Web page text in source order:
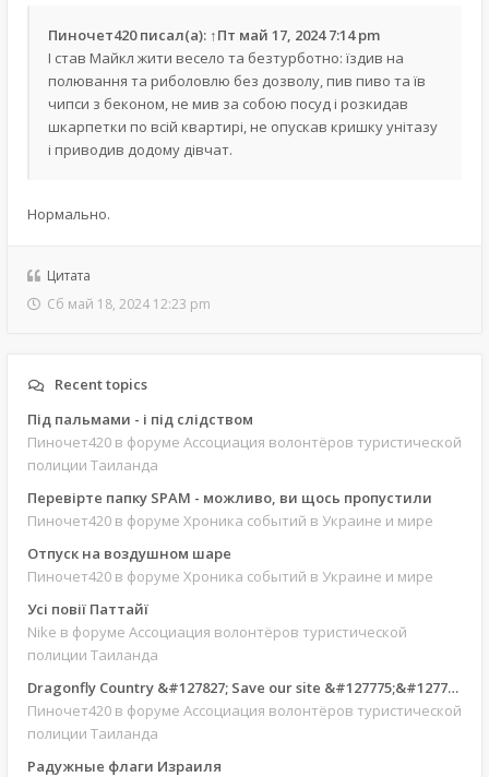
Пиночет420писал(а): ↑Пт май 17, 2024 7:14 pm
І став Майкл жити весело та безтурботно: їздив на
полювання та риболовлю без дозволу, пив пиво та їв
чипси з беконом, не мив за собою посуд і розкидав
шкарпетки по всій квартирі, не опускав кришку унітазу
і приводив додому дівчат.
Нормально.
Цитата
Сб май 18, 2024 12:23 pm
Recent topics
Під пальмами - і під слідством
Пиночет420 в форуме Ассоциация волонтёров туристической
полиции Таиланда
Перевірте папку SPAM - можливо, ви щось пропустили
Пиночет420 в форуме Хроника событий в Украине и мире
Отпуск на воздушном шаре
Пиночет420 в форуме Хроника событий в Украине и мире
Усі повії Паттайї
Nike в форуме Ассоциация волонтёров туристической
полиции Таиланда
Dragonfly Country &#127827; Save our site &#127775;&#127769;
Пиночет420 в форуме Ассоциация волонтёров туристической
полиции Таиланда
Радужные флаги Израиля